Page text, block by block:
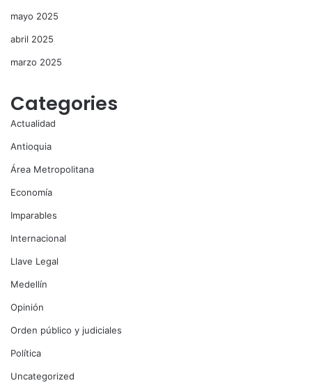
mayo 2025
abril 2025
marzo 2025
Categories
Actualidad
Antioquia
Área Metropolitana
Economía
Imparables
Internacional
Llave Legal
Medellín
Opinión
Orden público y judiciales
Política
Uncategorized